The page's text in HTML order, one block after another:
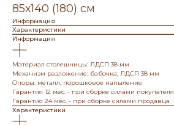
85х140 (180) см
Информация
Характеристики
Информация
Материал столешницы: ЛДСП 38 мм
Механизм разложение: бабочка; ЛДСП 38 мм
Опоры: металл, порошковое напыление
Гарантия 12 мес. - при сборке силами покупателя
Гарантия 24 мес. - при сборке силами продавца
Характеристики